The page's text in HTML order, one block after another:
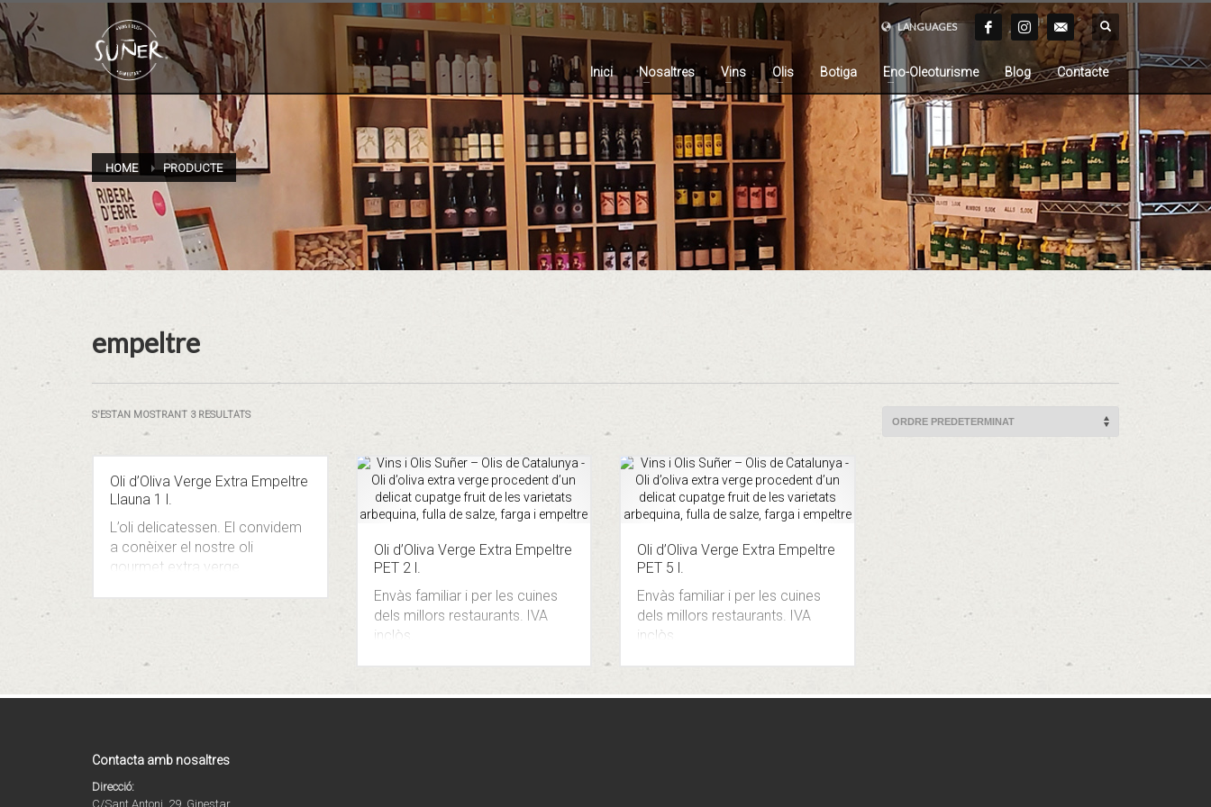
LANGUAGES
Inici Nosaltres Vins Olis Botiga Eno-Oleoturisme Blog Contacte
HOME PRODUCTE
empeltre
S'ESTAN MOSTRANT 3 RESULTATS
Oli d’Oliva Verge Extra Empeltre
Llauna 1 l.
L’oli delicatessen. El convidem
a conèixer el nostre oli
gourmet extra verge
envasat en llauna de litre, que
llauna està pensat com a
Oli d’Oliva Verge Extra Empeltre
PET 2 l.
Envàs familiar i per les cuines
dels millors restaurants. IVA
inclòs.
Oli d’Oliva Verge Extra Empeltre
PET 5 l.
Envàs familiar i per les cuines
dels millors restaurants. IVA
inclòs.
Contacta amb nosaltres
Direcció:
C/Sant Antoni, 29, Ginestar,